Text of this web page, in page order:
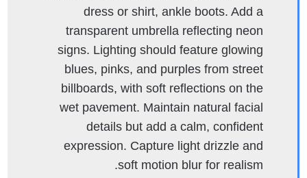
dress or shirt, ankle boots. Add a
transparent umbrella reflecting neon
signs. Lighting should feature glowing
blues, pinks, and purples from street
billboards, with soft reflections on the
wet pavement. Maintain natural facial
details but add a calm, confident
expression. Capture light drizzle and
soft motion blur for realism.